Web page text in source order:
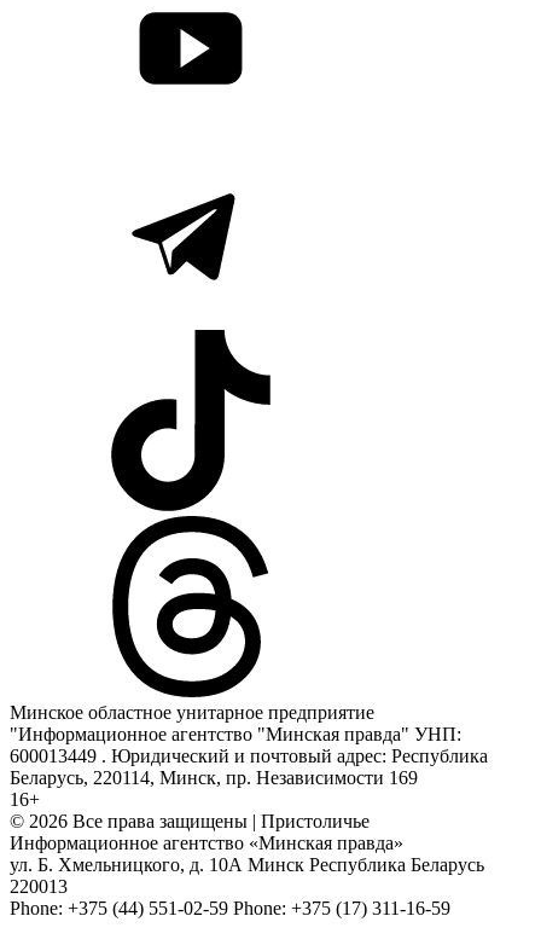
Минское областное унитарное предприятие
"Информационное агентство "Минская правда" УНП:
600013449 . Юридический и почтовый адрес: Республика
Беларусь, 220114, Минск, пр. Независимости 169
16+
© 2026 Все права защищены | Пристоличье
Информационное агентство «Минская правда»
ул. Б. Хмельницкого, д. 10А Минск Республика Беларусь
220013
Phone: +375 (44) 551-02-59 Phone: +375 (17) 311-16-59